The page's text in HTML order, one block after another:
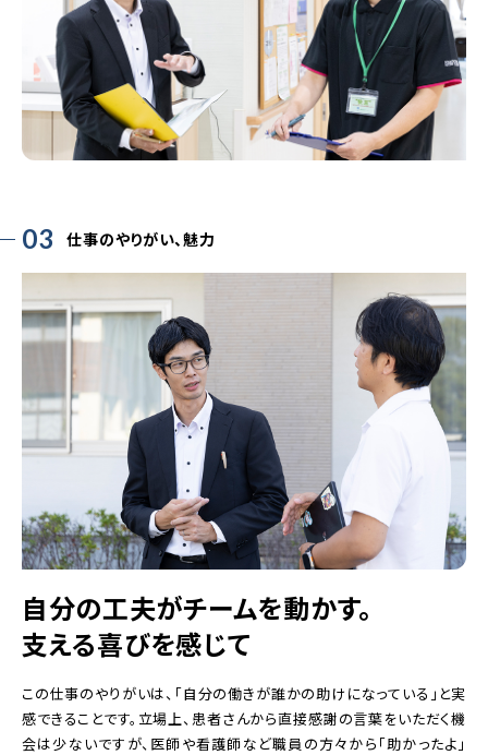
03 仕事のやりがい、魅力
自分の工夫がチームを動かす。
支える喜びを感じて
この仕事のやりがいは、「自分の働きが誰かの助けになっている」と実
感できることです。立場上、患者さんから直接感謝の言葉をいただく機
会は少ないですが、医師や看護師など職員の方々から「助かったよ」